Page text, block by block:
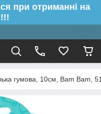
при отриманні на
гумова, 10см, Bam Bam,